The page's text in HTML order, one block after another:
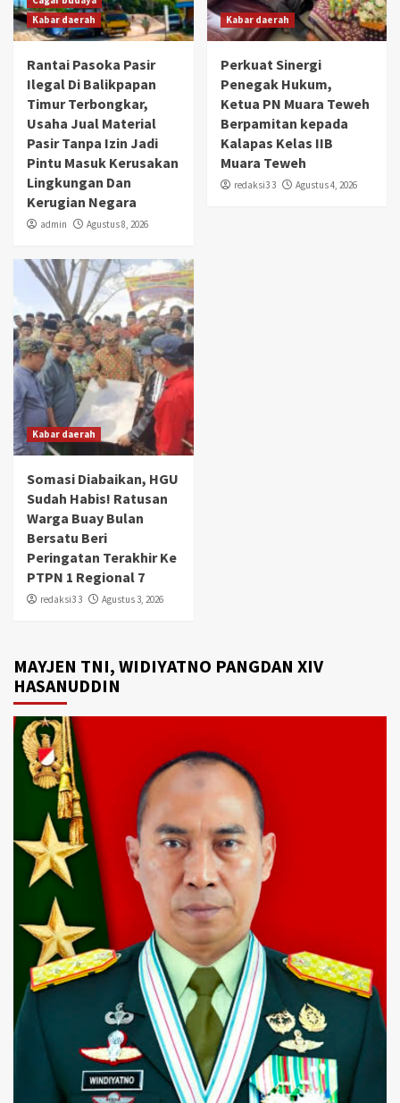
Kabar daerah
Rantai Pasoka Pasir
Ilegal Di Balikpapan
Timur Terbongkar,
Usaha Jual Material
Pasir Tanpa Izin Jadi
Pintu Masuk Kerusakan
Lingkungan Dan
Kerugian Negara
admin Agustus 8, 2026
Kabar daerah
Perkuat Sinergi
Penegak Hukum,
Ketua PN Muara Teweh
Berpamitan kepada
Kalapas Kelas IIB
Muara Teweh
redaksi3 3 Agustus 4, 2026
Kabar daerah
Somasi Diabaikan, HGU
Sudah Habis! Ratusan
Warga Buay Bulan
Bersatu Beri
Peringatan Terakhir Ke
PTPN 1 Regional 7
redaksi3 3 Agustus 3, 2026
MAYJEN TNI, WIDIYATNO PANGDAN XIV
HASANUDDIN